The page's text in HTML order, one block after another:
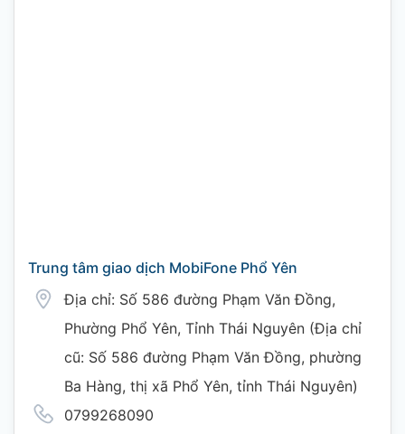
Trung tâm giao dịch MobiFone Phổ Yên
Địa chỉ: Số 586 đường Phạm Văn Đồng,
Phường Phổ Yên, Tỉnh Thái Nguyên (Địa chỉ
cũ: Số 586 đường Phạm Văn Đồng, phường
Ba Hàng, thị xã Phổ Yên, tỉnh Thái Nguyên)
0799268090